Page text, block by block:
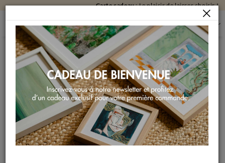
Carte cadeau: Le plaisir de laisser choisir !
SCULPTURES SCULPTURES PAR FORMAT
SCULPTURES MOYEN FORMAT
SILHOUETTE 12
Sculpture Silhouette 12 par Escoffier Odile | Sculpture
Figuratif Raku